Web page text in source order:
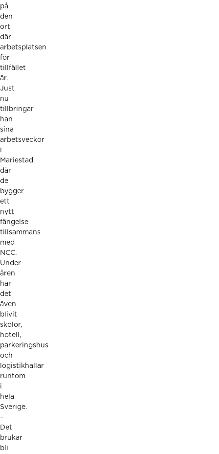
på
den
ort
där
arbetsplatsen
för
tillfället
är.
Just
nu
tillbringar
han
sina
arbetsveckor
i
Mariestad
där
de
bygger
ett
nytt
fängelse
tillsammans
med
NCC.
Under
åren
har
det
även
blivit
skolor,
hotell,
parkeringshus
och
logistikhallar
runtom
i
hela
Sverige.
–
Det
brukar
bli